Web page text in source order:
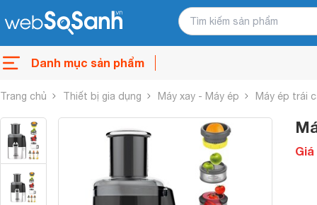
Danh mục sản phẩm
Trang chủ Thiết bị gia dụng Máy xay - Máy ép Máy ép trái
Giá